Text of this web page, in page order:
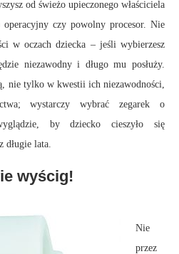
od świeżo upieczonego właściciela
operacyjny czy powolny procesor. Nie
w oczach dziecka – jeśli wybierzesz
niezawodny i długo mu posłuży.
nie tylko w kwestii ich niezawodności,
wystarczy wybrać zegarek o
by dziecko cieszyło się
długie lata.
wyścig!
Nie
przez